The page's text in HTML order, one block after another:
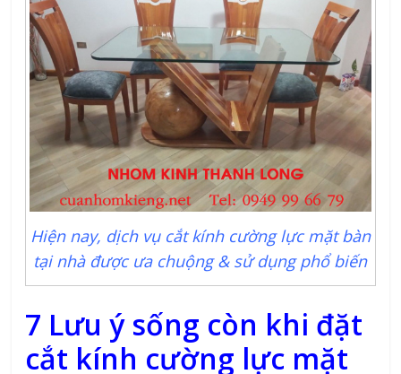
Hiện nay, dịch vụ cắt kính cường lực mặt bàn
tại nhà được ưa chuộng & sử dụng phổ biến
7 Lưu ý sống còn khi đặt
cắt kính cường lực mặt